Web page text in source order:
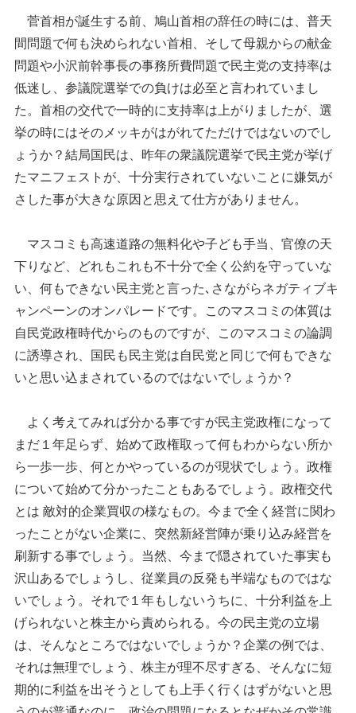
菅首相が誕生する前、鳩山首相の辞任の時には、普天
間問題で何も決められない首相、そして母親からの献金
問題や小沢前幹事長の事務所費問題で民主党の支持率は
低迷し、参議院選挙での負けは必至と言われていまし
た。首相の交代で一時的に支持率は上がりましたが、選
挙の時にはそのメッキがはがれてただけではないのでし
ょうか？結局国民は、昨年の衆議院選挙で民主党が挙げ
たマニフェストが、十分実行されていないことに嫌気が
さした事が大きな原因と思えて仕方がありません。
マスコミも高速道路の無料化や子ども手当、官僚の天
下りなど、どれもこれも不十分で全く公約を守っていな
い、何もできない民主党と言った､さながらネガティブキ
ャンペーンのオンパレードです。このマスコミの体質は
自民党政権時代からのものですが、このマスコミの論調
に誘導され、国民も民主党は自民党と同じで何もできな
いと思い込まされているのではないでしょうか？
よく考えてみれば分かる事ですが民主党政権になって
まだ１年足らず、始めて政権取って何もわからない所か
ら一歩一歩、何とかやっているのが現状でしょう。政権
について始めて分かったこともあるでしょう。政権交代
とは 敵対的企業買収の様なもの。今まで全く経営に関わ
ったことがない企業に、突然新経営陣が乗り込み経営を
刷新する事でしょう。当然、今まで隠されていた事実も
沢山あるでしょうし、従業員の反発も半端なものではな
いでしょう。それで１年もしないうちに、十分利益を上
げられないと株主から責められる。今の民主党の立場
は、そんなところではないでしょうか？企業の例では、
それは無理でしょう、株主が理不尽すぎる、そんなに短
期的に利益を出そうとしても上手く行くはずがないと思